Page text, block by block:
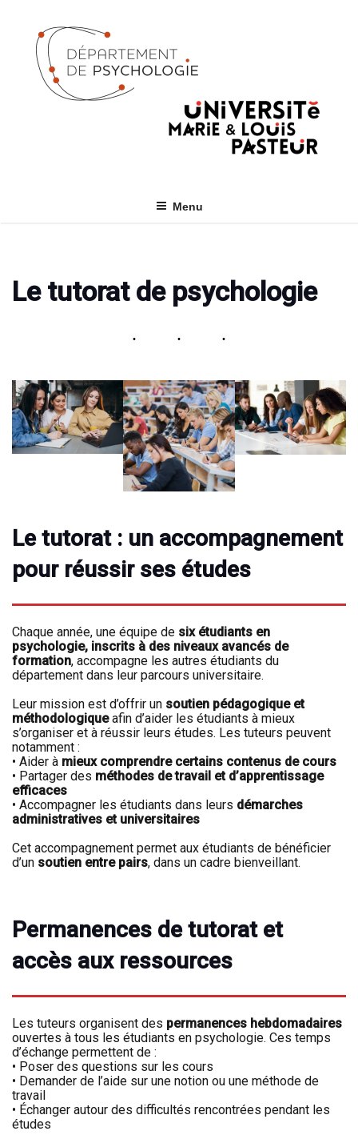
content
Menu
Le tutorat de psychologie
Le tutorat : un accompagnement
pour réussir ses études
Chaque année, une équipe de six étudiants en
psychologie, inscrits à des niveaux avancés de
formation, accompagne les autres étudiants du
département dans leur parcours universitaire.
Leur mission est d’offrir un soutien pédagogique et
méthodologiqueafin d’aider les étudiants à mieux
s’organiser et à réussir leurs études. Les tuteurs peuvent
notamment :
• Aider à mieux comprendre certains contenus de cours
• Partager des méthodes de travail et d’apprentissage
efficaces
• Accompagner les étudiants dans leurs démarches
administratives et universitaires
Cet accompagnement permet aux étudiants de bénéficier
d’un soutien entre pairs, dans un cadre bienveillant.
Permanences de tutorat et
accès aux ressources
Les tuteurs organisent des permanences hebdomadaires
ouvertes à tous les étudiants en psychologie. Ces temps
d’échange permettent de :
• Poser des questions sur les cours
• Demander de l’aide sur une notion ou une méthode de
travail
• Échanger autour des difficultés rencontrées pendant les
études